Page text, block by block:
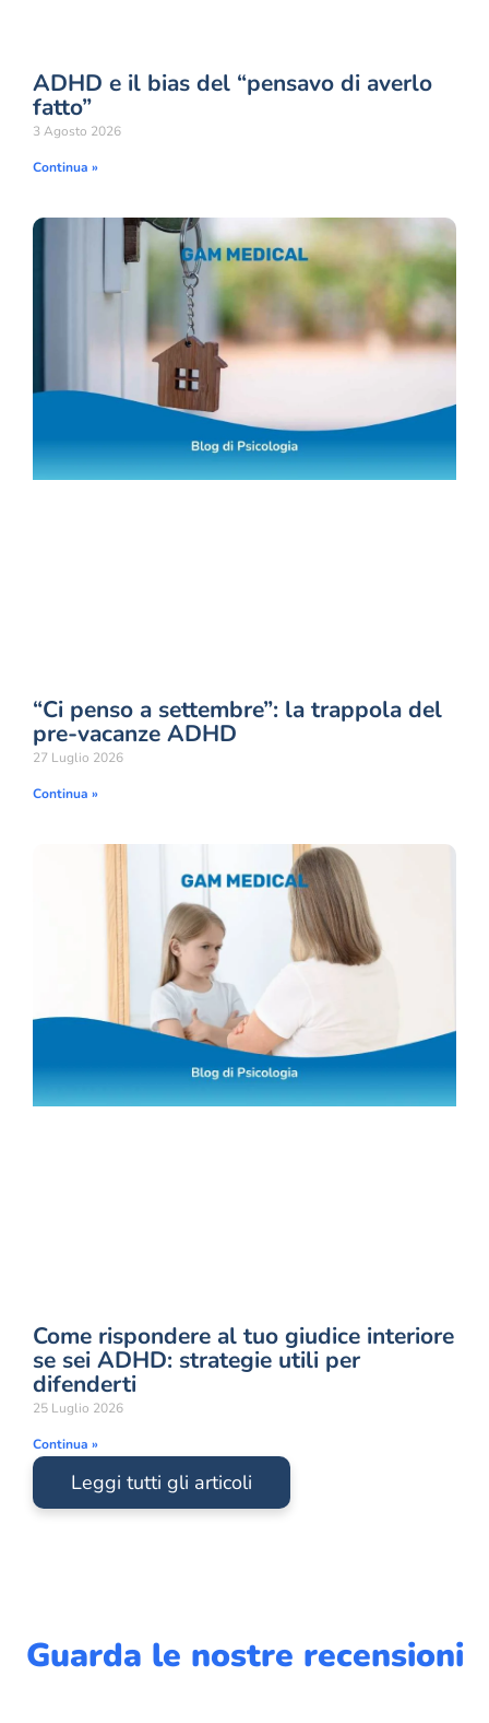
ADHD e il bias del “pensavo di averlo
fatto”
3 Agosto 2026
Continua »
“Ci penso a settembre”: la trappola del
pre-vacanze ADHD
27 Luglio 2026
Continua »
Come rispondere al tuo giudice interiore
se sei ADHD: strategie utili per
difenderti
25 Luglio 2026
Continua »
Leggi tutti gli articoli
Guarda le nostre recensioni